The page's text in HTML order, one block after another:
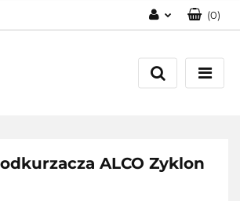
Zarejestruj się
(0)
ALCO Zyklon